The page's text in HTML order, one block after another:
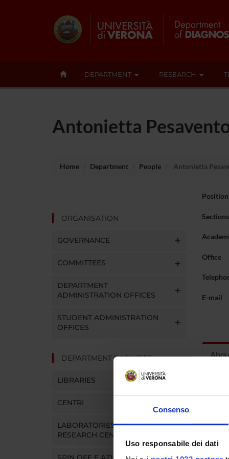
Consenso
Uso responsabile dei dati
DEPARTMENT RESEARCH
Antonietta
Home Department People Antonietta
ORGANISATION
GOVERNANCE
COMMITTEES
DEPARTMENT
ADMINISTRATION OFFICES
STUDENT ADMINISTRATION
OFFICES
DEPARTMENT FACILITIES
LIBRARIES
CENTRI
LABORATORIES AND
RESEARCH CENTRES
Position
Sections
Office
E-mail